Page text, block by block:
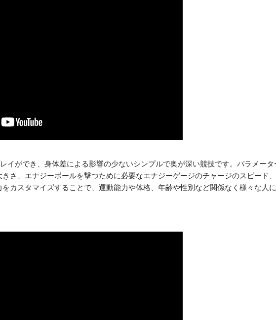
レイができ、身体差による影響の少ないシンプルで奥が深い競技です。パラメータ
きさ、エナジーボールを撃つために必要なエナジーゲージのチャージのスピード
カスタマイズすることで、運動能力や体格、年齢や性別など関係なく様々な人